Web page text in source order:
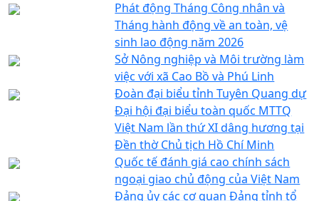
Phát động Tháng Công nhân và
Tháng hành động về an toàn, vệ
sinh lao động năm 2026
Sở Nông nghiệp và Môi trường làm
việc với xã Cao Bồ và Phú Linh
Đoàn đại biểu tỉnh Tuyên Quang dự
Đại hội đại biểu toàn quốc MTTQ
Việt Nam lần thứ XI dâng hương tại
Đền thờ Chủ tịch Hồ Chí Minh
Quốc tế đánh giá cao chính sách
ngoại giao chủ động của Việt Nam
Đảng ủy các cơ quan Đảng tỉnh tổ